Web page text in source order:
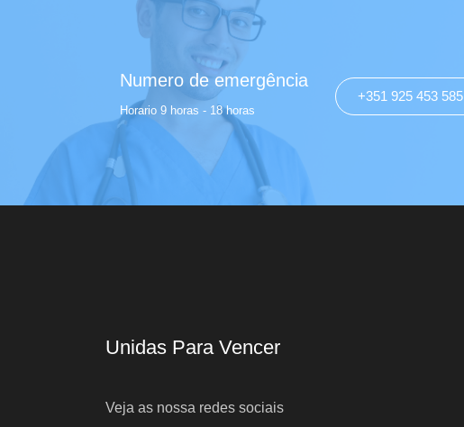
Numero de emergência
Horario 9 horas - 18 horas
+351 925 453 585
Unidas Para Vencer
Veja as nossa redes sociais